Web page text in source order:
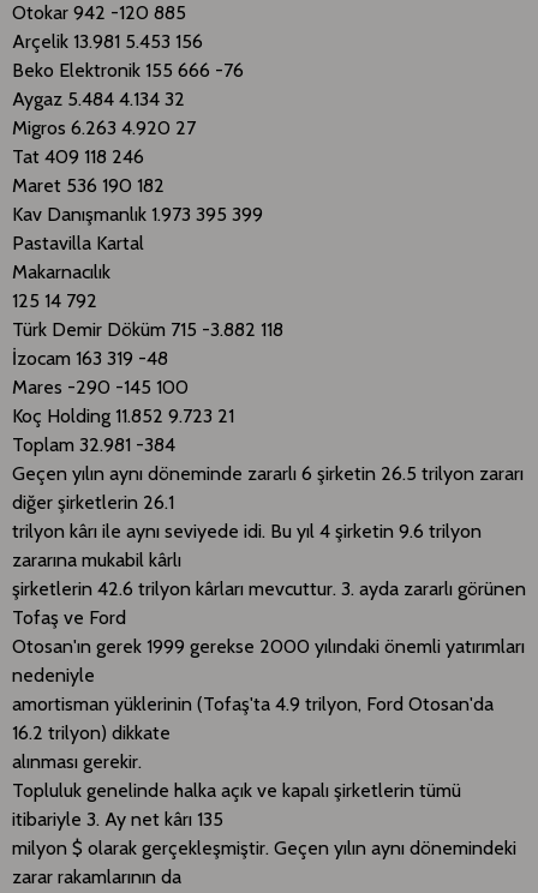
Otokar 942 -120 885
Arçelik 13.981 5.453 156
Beko Elektronik 155 666 -76
Aygaz 5.484 4.134 32
Migros 6.263 4.920 27
Tat 409 118 246
Maret 536 190 182
Kav Danışmanlık 1.973 395 399
Pastavilla Kartal
Makarnacılık
125 14 792
Türk Demir Döküm 715 -3.882 118
İzocam 163 319 -48
Mares -290 -145 100
Koç Holding 11.852 9.723 21
Toplam 32.981 -384
Geçen yılın aynı döneminde zararlı 6 şirketin 26.5 trilyon zararı
diğer şirketlerin 26.1
trilyon kârı ile aynı seviyede idi. Bu yıl 4 şirketin 9.6 trilyon
zararına mukabil kârlı
şirketlerin 42.6 trilyon kârları mevcuttur. 3. ayda zararlı görünen
Tofaş ve Ford
Otosan'ın gerek 1999 gerekse 2000 yılındaki önemli yatırımları
nedeniyle
amortisman yüklerinin (Tofaş'ta 4.9 trilyon, Ford Otosan'da
16.2 trilyon) dikkate
alınması gerekir.
Topluluk genelinde halka açık ve kapalı şirketlerin tümü
itibariyle 3. Ay net kârı 135
milyon $ olarak gerçekleşmiştir. Geçen yılın aynı dönemindeki
zarar rakamlarının da